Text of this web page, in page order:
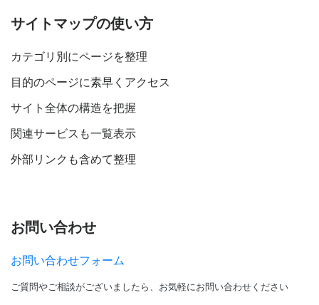
サイトマップの使い方
カテゴリ別にページを整理
目的のページに素早くアクセス
サイト全体の構造を把握
関連サービスも一覧表示
外部リンクも含めて整理
お問い合わせ
お問い合わせフォーム
ご質問やご相談がございましたら、お気軽にお問い合わせください